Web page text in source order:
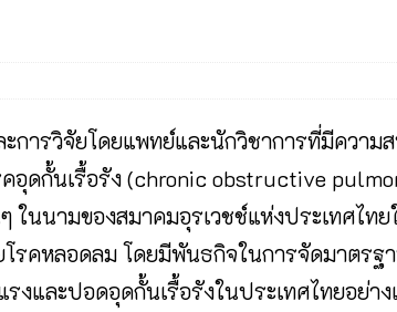
การวิจัยโดยแพทย์และนักวิชาการที่มีความ
ดกั้นเรื้อรัง (chronic obstructive
นนามของสมาคมอุรเวชช์แห่งประเทศไท
รคหลอดลม โดยมีพันธกิจในการจัดมาตรฐ
และปอดอุดกั้นเรื้อรังในประเทศไทยอย่า